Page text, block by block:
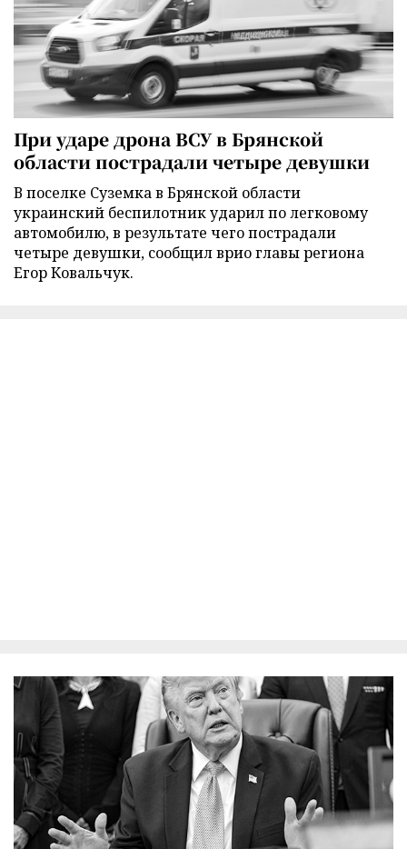
При ударе дрона ВСУ в Брянской
области пострадали четыре девушки
В поселке Суземка в Брянской области
украинский беспилотник ударил по легковому
автомобилю, в результате чего пострадали
четыре девушки, сообщил врио главы региона
Егор Ковальчук.